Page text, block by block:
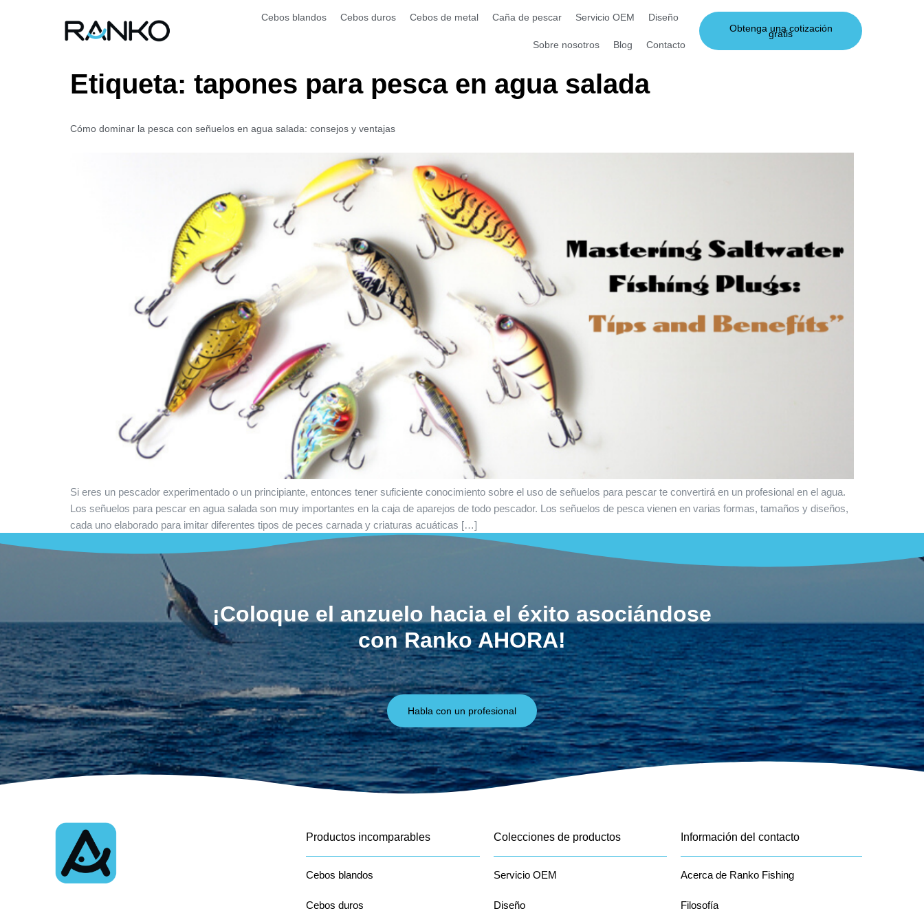
Cebos blandos Cebos duros Cebos de metal Caña de pescar Servicio OEM Diseño
Sobre nosotros Blog Contacto
Obtenga una cotización
gratis
Etiqueta: tapones para pesca en agua salada
Cómo dominar la pesca con señuelos en agua salada: consejos y ventajas
Si eres un pescador experimentado o un principiante, entonces tener suficiente conocimiento sobre el uso de señuelos para pescar te convertirá en un profesional en el agua.
Los señuelos para pescar en agua salada son muy importantes en la caja de aparejos de todo pescador. Los señuelos de pesca vienen en varias formas, tamaños y diseños,
cada uno elaborado para imitar diferentes tipos de peces carnada y criaturas acuáticas […]
¡Coloque el anzuelo hacia el éxito asociándose
con Ranko AHORA!
Habla con un profesional
Productos incomparables
Cebos blandos
Cebos duros
Colecciones de productos
Servicio OEM
Diseño
Información del contacto
Acerca de Ranko Fishing
Filosofía